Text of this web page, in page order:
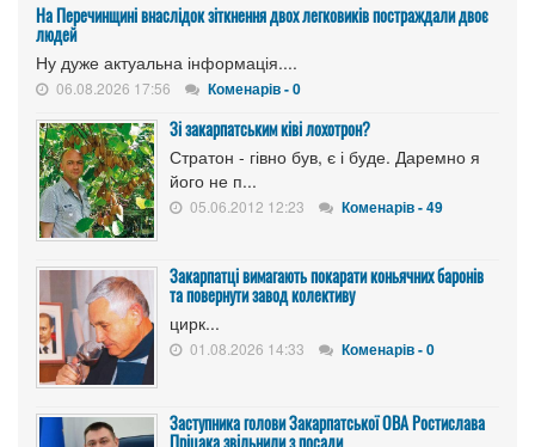
На Перечинщині внаслідок зіткнення двох легковиків постраждали двоє
людей
Ну дуже актуальна інформація....
06.08.2026 17:56 Коменарів - 0
Зі закарпатським ківі лохотрон?
Стратон - гівно був, є і буде. Даремно я
його не п...
05.06.2012 12:23 Коменарів - 49
Закарпатці вимагають покарати коньячних баронів
та повернути завод колективу
цирк...
01.08.2026 14:33 Коменарів - 0
Заступника голови Закарпатської ОВА Ростислава
Пріцака звільнили з посади